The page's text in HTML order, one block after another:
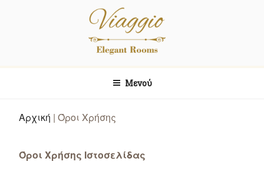
Μενού
Αρχική | Όροι Χρήσης
Όροι Χρήσης Ιστοσελίδας